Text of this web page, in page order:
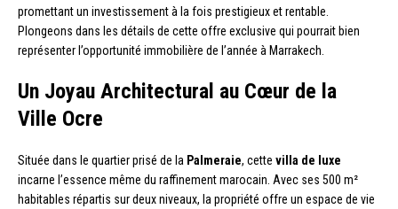
promettant un investissement à la fois prestigieux et rentable.
Plongeons dans les détails de cette offre exclusive qui pourrait bien
représenter l’opportunité immobilière de l’année à Marrakech.
Un Joyau Architectural au Cœur de la
Ville Ocre
Située dans le quartier prisé de la Palmeraie, cette villa de luxe
incarne l’essence même du raffinement marocain. Avec ses 500 m²
habitables répartis sur deux niveaux, la propriété offre un espace de vie